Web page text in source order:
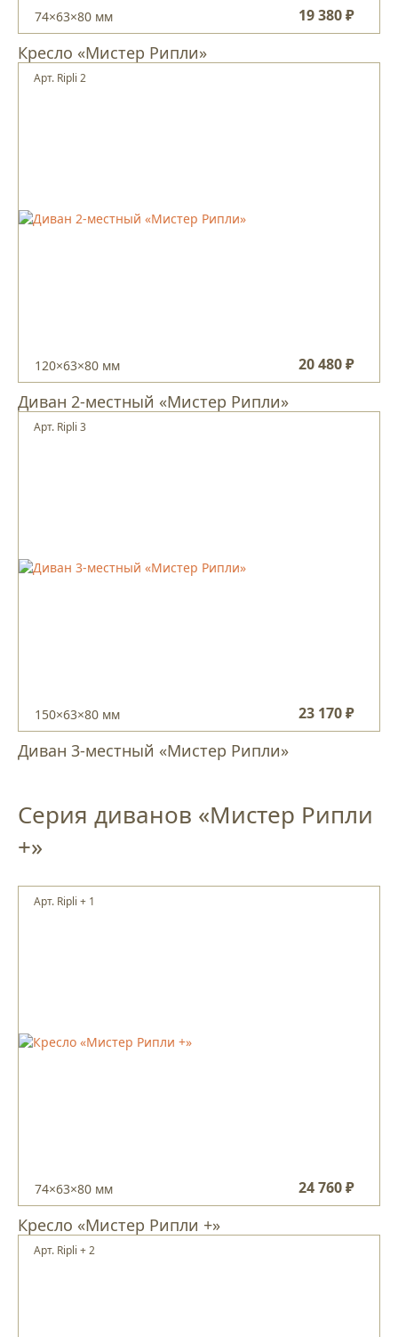
74×63×80 мм 19 380 ₽
Кресло «Мистер Рипли»
120×63×80 мм 20 480 ₽
Арт. Ripli 2
Диван 2-местный «Мистер Рипли»
150×63×80 мм 23 170 ₽
Арт. Ripli 3
Диван 3-местный «Мистер Рипли»
Серия диванов «Мистер Рипли
+»
74×63×80 мм 24 760 ₽
Арт. Ripli + 1
Кресло «Мистер Рипли +»
Арт. Ripli + 2